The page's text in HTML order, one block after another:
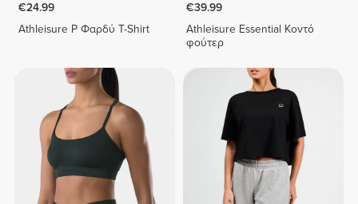
€24.99
Athleisure P Φαρδύ T-Shirt
€39.99
Athleisure Essential Κοντό
φούτερ